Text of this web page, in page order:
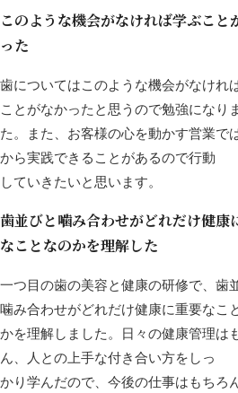
このような機会がなければ学ぶこと
った
歯についてはこのような機会がなけれ
ことがなかったと思うので勉強になり
た。また、お客様の心を動かす営業で
から実践できることがあるので行動
していきたいと思います。
歯並びと噛み合わせがどれだけ健康
なことなのかを理解した
一つ目の歯の美容と健康の研修で、歯
噛み合わせがどれだけ健康に重要なこ
かを理解しました。日々の健康管理は
ん、人との上手な付き合い方をしっ
かり学んだので、今後の仕事はもちろ